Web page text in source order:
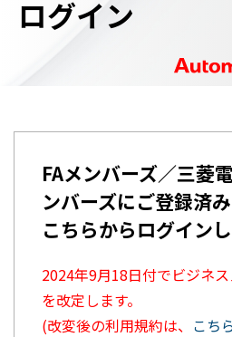
ログイン
FAメンバーズ／三菱
ンバーズにご登録済
こちらからログインし
2024年9月18日付でビジネ
を改定します。
(改変後の利用規約は、 こち